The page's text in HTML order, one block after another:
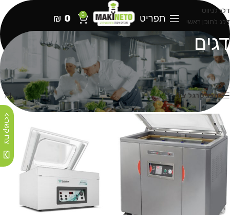
דלג לניווט
דלג לתוכן ראשי
תפריט 0
₪ 0
דגים
עמוד הבית מוצרים המתויגים “דגים” עמוד 2 מציג 13–24 מתוך 43 תוצאות
הצג סרגל צד
צרו קשר>>